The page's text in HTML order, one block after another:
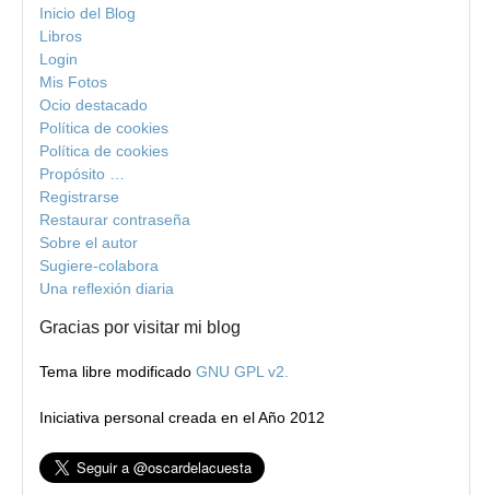
Inicio del Blog
Libros
Login
Mis Fotos
Ocio destacado
Política de cookies
Política de cookies
Propósito …
Registrarse
Restaurar contraseña
Sobre el autor
Sugiere-colabora
Una reflexión diaria
Gracias por visitar mi blog
Tema libre modificado GNU GPL v2.
Iniciativa personal creada en el Año 2012